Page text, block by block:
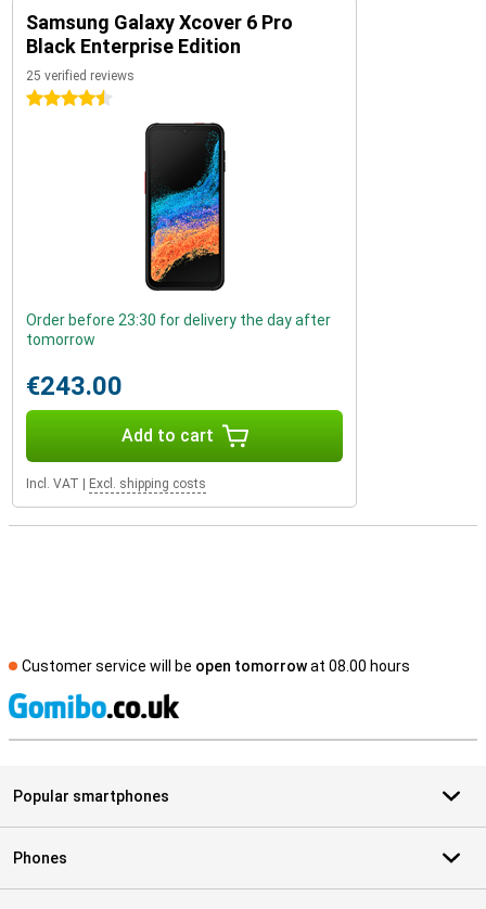
Samsung Galaxy Xcover 6 Pro
Black Enterprise Edition
25 verified reviews
4.5 stars
Order before 23:30 for delivery the day after
tomorrow
€243.00
Add to cart
Incl. VAT Excl. shipping costs
Customer service will be open tomorrowat 08.00 hours
Popular smartphones
Phones